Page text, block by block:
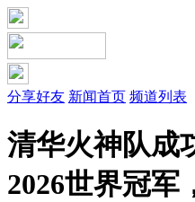
分享好友 新闻首页 频道列表
清华火神队成
2026世界冠军